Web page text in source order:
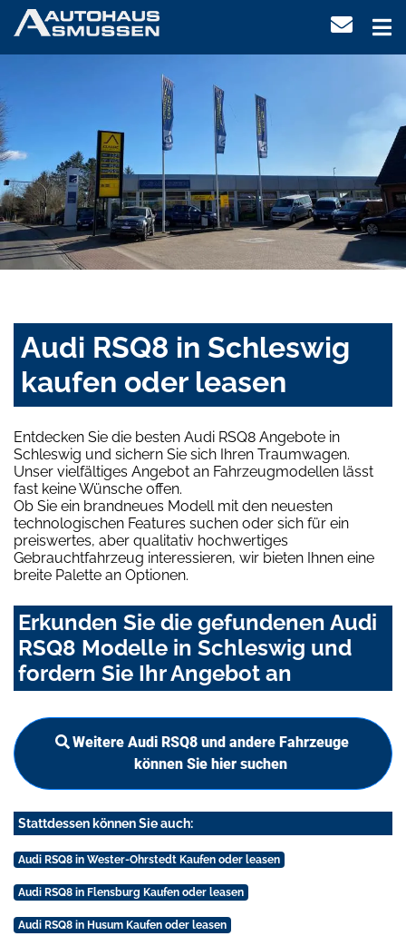
Audi RSQ8 in Schleswig
kaufen oder leasen
Entdecken Sie die besten Audi RSQ8 Angebote in
Schleswig und sichern Sie sich Ihren Traumwagen.
Unser vielfältiges Angebot an Fahrzeugmodellen lässt
fast keine Wünsche offen.
Ob Sie ein brandneues Modell mit den neuesten
technologischen Features suchen oder sich für ein
preiswertes, aber qualitativ hochwertiges
Gebrauchtfahrzeug interessieren, wir bieten Ihnen eine
breite Palette an Optionen.
Erkunden Sie die gefundenen Audi
RSQ8 Modelle in Schleswig und
fordern Sie Ihr Angebot an
Weitere Audi RSQ8 und andere Fahrzeuge
können Sie hier suchen
Stattdessen können Sie auch:
Audi RSQ8 in Wester-Ohrstedt Kaufen oder leasen
Audi RSQ8 in Flensburg Kaufen oder leasen
Audi RSQ8 in Husum Kaufen oder leasen